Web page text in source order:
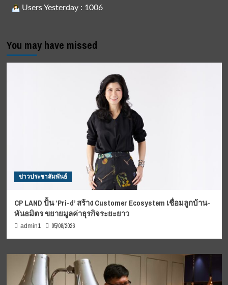
Users Yesterday : 1006
You may have missed
ข่าวประชาสัมพันธ์
CP LAND ปั้น ‘Pri-d’ สร้าง Customer Ecosystem เชื่อมลูกบ้าน-
พันธมิตร ขยายมูลค่าธุรกิจระยะยาว
admin1 05/08/2026